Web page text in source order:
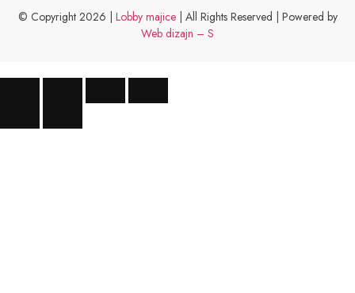
© Copyright 2026 | Lobby majice| All Rights Reserved | Powered by
Web dizajn – S